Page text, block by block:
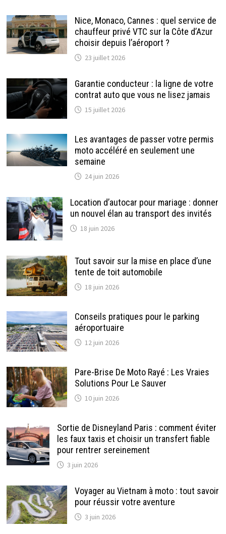
Nice, Monaco, Cannes : quel service de
chauffeur privé VTC sur la Côte d’Azur
choisir depuis l’aéroport ?
23 juillet 2026
Garantie conducteur : la ligne de votre
contrat auto que vous ne lisez jamais
15 juillet 2026
Les avantages de passer votre permis
moto accéléré en seulement une
semaine
24 juin 2026
Location d’autocar pour mariage : donner
un nouvel élan au transport des invités
18 juin 2026
Tout savoir sur la mise en place d’une
tente de toit automobile
18 juin 2026
Conseils pratiques pour le parking
aéroportuaire
12 juin 2026
Pare-Brise De Moto Rayé : Les Vraies
Solutions Pour Le Sauver
10 juin 2026
Sortie de Disneyland Paris : comment éviter
les faux taxis et choisir un transfert fiable
pour rentrer sereinement
3 juin 2026
Voyager au Vietnam à moto : tout savoir
pour réussir votre aventure
3 juin 2026